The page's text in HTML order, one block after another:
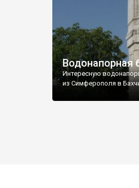
Водонапорная
Интересную
из Симферополя в